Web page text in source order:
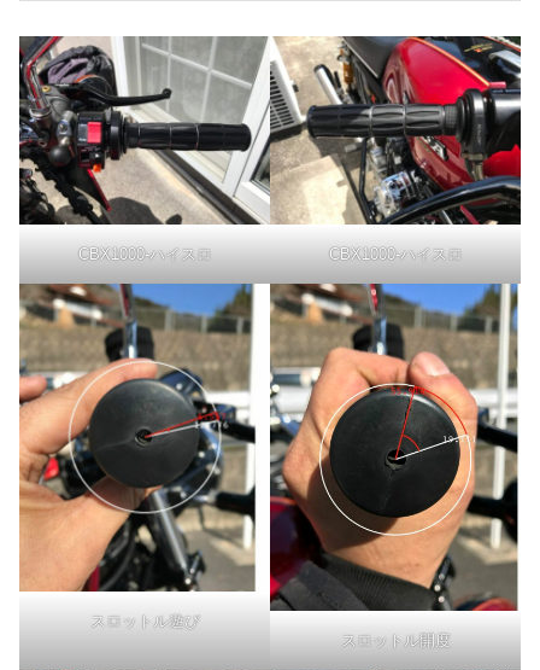
CBX1000-ハイスロ CBX1000-ハイスロ
スロットル遊び
スロットル開度